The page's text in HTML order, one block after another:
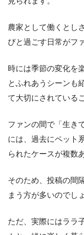
農家として働くとし
びと過ごす日常がフ
時には季節の変化を
とふれあうシーンも
て大切にされている
ファンの間で「生き
には、過去にペット
られたケースが複数
そのため、投稿の間
まう方が多いのでし
ただ、実際にはララ